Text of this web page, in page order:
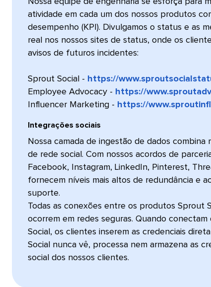
atividade em cada um dos nossos produtos
desempenho (KPI). Divulgamos o status e as
real nos nossos sites de status, onde os
avisos de futuros incidentes:
Sprout Social - https://
Employee Advocacy - https://
Influencer Marketing - https://
Integrações sociais​​
Nossa camada de ingestão de dados combina
de rede social. Com nossos acordos de
Facebook, Instagram, LinkedIn, Pinterest,
fornecem níveis mais altos de redundância e
suporte.
Todas as conexões entre os produtos Sprout
ocorrem em redes seguras. Quando
Social, os clientes inserem as credenciais
Social nunca vê, processa nem armazena as
social dos nossos clientes.​​